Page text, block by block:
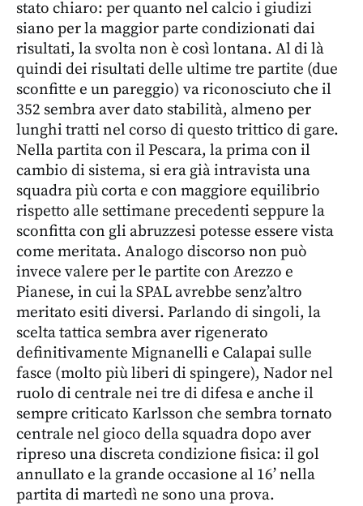
stato chiaro: per quanto nel calcio i giudizi
siano per la maggior parte condizionati dai
risultati, la svolta non è così lontana. Al di là
quindi dei risultati delle ultime tre partite (due
sconfitte e un pareggio) va riconosciuto che il
352 sembra aver dato stabilità, almeno per
lunghi tratti nel corso di questo trittico di gare.
Nella partita con il Pescara, la prima con il
cambio di sistema, si era già intravista una
squadra più corta e con maggiore equilibrio
rispetto alle settimane precedenti seppure la
sconfitta con gli abruzzesi potesse essere vista
come meritata. Analogo discorso non può
invece valere per le partite con Arezzo e
Pianese, in cui la SPAL avrebbe senz’altro
meritato esiti diversi. Parlando di singoli, la
scelta tattica sembra aver rigenerato
definitivamente Mignanelli e Calapai sulle
fasce (molto più liberi di spingere), Nador nel
ruolo di centrale nei tre di difesa e anche il
sempre criticato Karlsson che sembra tornato
centrale nel gioco della squadra dopo aver
ripreso una discreta condizione fisica: il gol
annullato e la grande occasione al 16’ nella
partita di martedì ne sono una prova.